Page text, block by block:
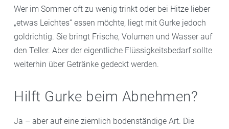
Wer im Sommer oft zu wenig trinkt oder bei Hitze lieber
„etwas Leichtes“ essen möchte, liegt mit Gurke jedoch
goldrichtig. Sie bringt Frische, Volumen und Wasser auf
den Teller. Aber der eigentliche Flüssigkeitsbedarf sollte
weiterhin über Getränke gedeckt werden.
Hilft Gurke beim Abnehmen?
Ja – aber auf eine ziemlich bodenständige Art. Die